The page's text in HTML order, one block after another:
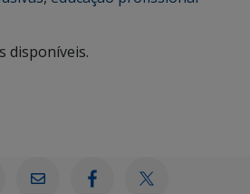
disponíveis.